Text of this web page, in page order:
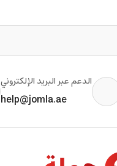
الدعم عبر البريد الإلكتروني
help@jomla.ae